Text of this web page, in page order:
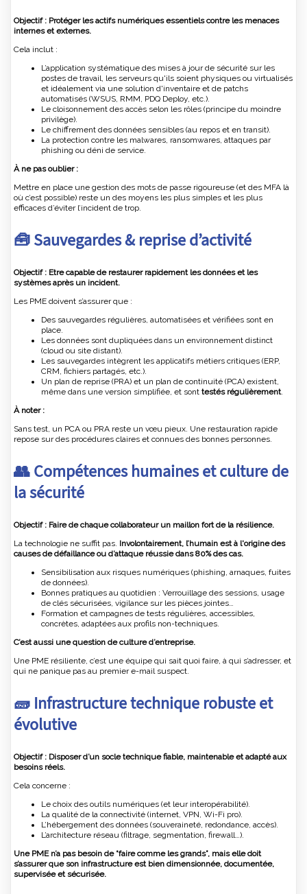
Objectif : Protéger les actifs numériques essentiels contre les menaces
internes et externes.
Cela inclut :
L’application systématique des mises à jour de sécurité sur les
postes de travail, les serveurs qu'ils soient physiques ou virtualisés
et idéalement via une solution d'inventaire et de patchs
automatisés (WSUS, RMM, PDQ Deploy, etc.).
Le cloisonnement des accès selon les rôles (principe du moindre
privilège).
Le chiffrement des données sensibles (au repos et en transit).
La protection contre les malwares, ransomwares, attaques par
phishing ou déni de service.
À ne pas oublier :
Mettre en place une gestion des mots de passe rigoureuse (et des MFA là
où c’est possible) reste un des moyens les plus simples et les plus
efficaces d’éviter l’incident de trop.
🧰 Sauvegardes & reprise d’activité
Objectif : Etre capable de restaurer rapidement les données et les
systèmes après un incident.
Les PME doivent s’assurer que :
Des sauvegardes régulières, automatisées et vérifiées sont en
place.
Les données sont dupliquées dans un environnement distinct
(cloud ou site distant).
Les sauvegardes intègrent les applicatifs métiers critiques (ERP,
CRM, fichiers partagés, etc.).
Un plan de reprise (PRA) et un plan de continuité (PCA) existent,
même dans une version simplifiée, et sont testés régulièrement.
À noter :
Sans test, un PCA ou PRA reste un vœu pieux. Une restauration rapide
repose sur des procédures claires et connues des bonnes personnes.
👥 Compétences humaines et culture de
la sécurité
Objectif : Faire de chaque collaborateur un maillon fort de la résilience.
La technologie ne suffit pas. Involontairement, l’humain est à l'origine des
causes de défaillance ou d’attaque réussie dans 80% des cas.
Sensibilisation aux risques numériques (phishing, arnaques, fuites
de données).
Bonnes pratiques au quotidien : Verrouillage des sessions, usage
de clés sécurisées, vigilance sur les pièces jointes…
Formation et campagnes de tests régulières, accessibles,
concrètes, adaptées aux profils non-techniques.
C’est aussi une question de culture d’entreprise.
Une PME résiliente, c’est une équipe qui sait quoi faire, à qui s’adresser, et
qui ne panique pas au premier e-mail suspect.
🧱 Infrastructure technique robuste et
évolutive
Objectif : Disposer d’un socle technique fiable, maintenable et adapté aux
besoins réels.
Cela concerne :
Le choix des outils numériques (et leur interopérabilité).
La qualité de la connectivité (internet, VPN, Wi-Fi pro).
L’hébergement des données (souveraineté, redondance, accès).
L’architecture réseau (filtrage, segmentation, firewall…).
Une PME n’a pas besoin de “faire comme les grands”, mais elle doit
s’assurer que son infrastructure est bien dimensionnée, documentée,
supervisée et sécurisée.